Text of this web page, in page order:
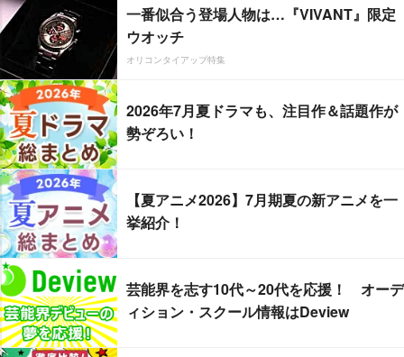
一番似合う登場人物は…『VIVANT』限定
ウオッチ
オリコンタイアップ特集
2026年7月夏ドラマも、注目作＆話題作が
勢ぞろい！
【夏アニメ2026】7月期夏の新アニメを一
挙紹介！
芸能界を志す10代～20代を応援！ オーデ
ィション・スクール情報はDeview